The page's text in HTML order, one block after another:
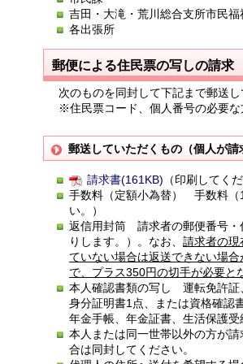
吉田・大滝・荒川総合支所市民福
各出張所
郵便による住民票の写しの請求
次のものを同封して下記まで郵送し
※住民票コード、個人番号の必要な
郵送していただくもの（個人が請
請求書(161KB) （印刷してく
手数料（定額小為替） 手数料（
い。）
返信用封筒 請求者の郵便番号・
りします。）。なお、請求者の
ていない場合は返送できない場
で、プラス350円の切手が必要と
本人確認書類の写し 運転免許証
身分証明書1点、または資格確認
年金手帳、年金証書、生活保護
本人または同一世帯以外の方が
合は同封してください。